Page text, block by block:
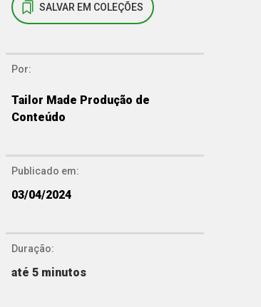
SALVAR EM COLEÇÕES
Por:
Tailor Made Produção de
Conteúdo
Publicado em:
03/04/2024
Duração:
até 5 minutos